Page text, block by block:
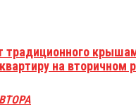
традиционного
на вторичном